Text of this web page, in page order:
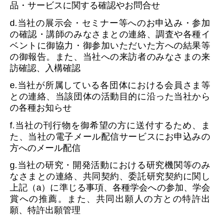
品・サービスに関する確認やお問合せ
d.当社の展示会・セミナー等へのお申込み・参加
の確認・講師のみなさまとの連絡、調査や各種イ
ベントに御協力・御参加いただいた方への結果等
の御報告。また、当社への来訪者のみなさまの来
訪確認、入構確認
e.当社が所属している各団体における会員さま等
との連絡、当該団体の活動目的に沿った当社から
の各種お知らせ
f.当社の刊行物を御希望の方に送付するため、ま
た、当社の電子メール配信サービスにお申込みの
方へのメール配信
g.当社の研究・開発活動における研究機関等のみ
なさまとの連絡、共同契約、委託研究契約に関し
上記（a）に準じる事項、各種学会への参加、学会
賞への推薦。また、共同出願人の方との特許出
願、特許出願管理